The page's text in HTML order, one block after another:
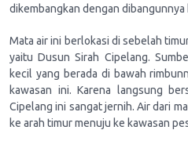
dikembangkan dengan dibangunnya
Mata air ini berlokasi di sebelah
yaitu Dusun Sirah Cipelang.
kecil yang berada di bawah
kawasan ini. Karena langsung
Cipelang ini sangat jernih. Air dari
ke arah timur menuju ke kawasan